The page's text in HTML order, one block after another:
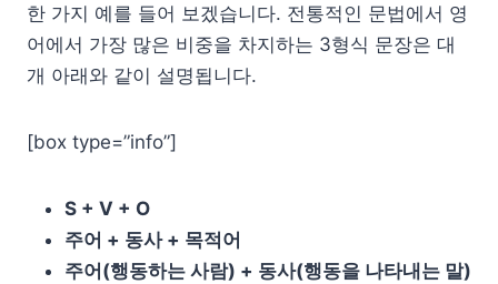
한 가지 예를 들어 보겠습니다. 전통적인 문법에서 영
어에서 가장 많은 비중을 차지하는 3형식 문장은 대
개 아래와 같이 설명됩니다.
[box type=”info”]
S + V + O
주어 + 동사 + 목적어
주어(행동하는 사람) + 동사(행동을 나타내는 말)